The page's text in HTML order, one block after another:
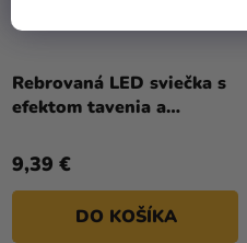
Rebrovaná LED sviečka s
efektom tavenia a
9,39 €
DO KOŠÍKA